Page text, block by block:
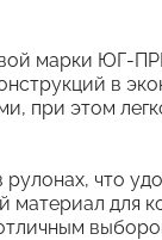
марки ЮГ-
в
при этом
что
для